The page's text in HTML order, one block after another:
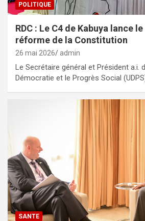
POLITIQUE
RDC : Le C4 de Kabuya lance
réforme de la Constitution
26 mai 2026 admin
Le Secrétaire général et Président a.i.
Démocratie et le Progrès Social
SANTE